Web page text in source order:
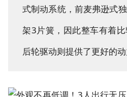
式制动系统，前麦弗逊式
架3片簧，因此整车有着比
后轮驱动则提供了更好的动